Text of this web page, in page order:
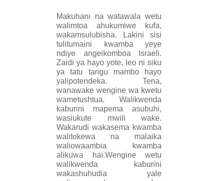
Makuhani na watawala wetu
walimtoa ahukumiwe kufa,
wakamsulubisha. Lakini sisi
tulitumaini kwamba yeye
ndiye angeikomboa Israeli.
Zaidi ya hayo yote, leo ni siku
ya tatu tangu mambo hayo
yalipotendeka. Tena,
wanawake wengine wa kwetu
wametushtua. Walikwenda
kaburini mapema asubuhi,
wasiukute mwili wake.
Wakarudi wakasema kwamba
walitokewa na malaika
waliowaambia kwamba
alikuwa hai.Wengine wetu
walikwenda kaburini
wakashuhudia yale